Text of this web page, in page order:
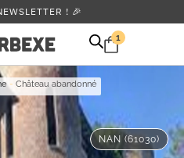
! 🎉
1
- Château abandonné
NAN (61030)